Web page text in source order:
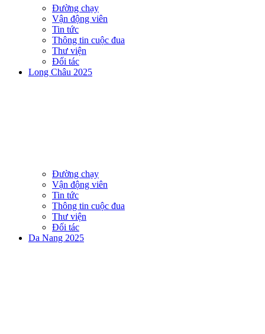
Đường chạy
Vận động viên
Tin tức
Thông tin cuộc đua
Thư viện
Đối tác
Long Châu 2025
Đường chạy
Vận động viên
Tin tức
Thông tin cuộc đua
Thư viện
Đối tác
Da Nang 2025